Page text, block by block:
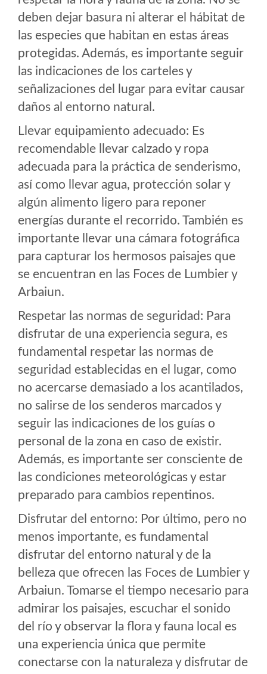
deben dejar basura ni alterar el hábitat de
las especies que habitan en estas áreas
protegidas. Además, es importante seguir
las indicaciones de los carteles y
señalizaciones del lugar para evitar causar
daños al entorno natural.
Llevar equipamiento adecuado: Es
recomendable llevar calzado y ropa
adecuada para la práctica de senderismo,
así como llevar agua, protección solar y
algún alimento ligero para reponer
energías durante el recorrido. También es
importante llevar una cámara fotográfica
para capturar los hermosos paisajes que
se encuentran en las Foces de Lumbier y
Arbaiun.
Respetar las normas de seguridad: Para
disfrutar de una experiencia segura, es
fundamental respetar las normas de
seguridad establecidas en el lugar, como
no acercarse demasiado a los acantilados,
no salirse de los senderos marcados y
seguir las indicaciones de los guías o
personal de la zona en caso de existir.
Además, es importante ser consciente de
las condiciones meteorológicas y estar
preparado para cambios repentinos.
Disfrutar del entorno: Por último, pero no
menos importante, es fundamental
disfrutar del entorno natural y de la
belleza que ofrecen las Foces de Lumbier y
Arbaiun. Tomarse el tiempo necesario para
admirar los paisajes, escuchar el sonido
del río y observar la flora y fauna local es
una experiencia única que permite
conectarse con la naturaleza y disfrutar de